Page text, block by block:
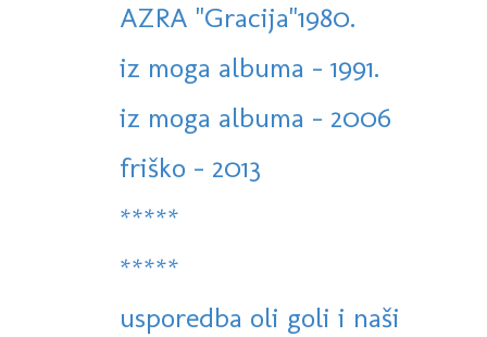
AZRA "Gracija"1980.
iz moga albuma - 1991.
iz moga albuma - 2006
friško - 2013
*****
*****
usporedba oli goli i naši